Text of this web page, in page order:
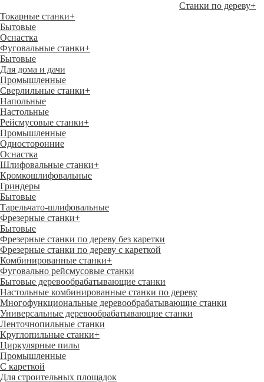
Станки по дереву+
Токарные станки+
Бытовые
Оснастка
Фуговальные станки+
Бытовые
Для дома и дачи
Промышленные
Сверлильные станки+
Напольные
Настольные
Рейсмусовые станки+
Промышленные
Односторонние
Оснастка
Шлифовальные станки+
Кромкошлифовальные
Гриндеры
Бытовые
Тарельчато-шлифовальные
Фрезерные станки+
Бытовые
Фрезерные станки по дереву без каретки
Фрезерные станки по дереву с кареткой
Комбинированные станки+
Фуговально рейсмусовые станки
Бытовые деревообрабатывающие станки
Настольные комбинированные станки по дереву
Многофункциональные деревообрабатывающие станки
Универсальные деревообрабатывающие станки
Ленточнопильные станки
Круглопильные станки+
Циркулярные пилы
Промышленные
С кареткой
Для строительных площадок